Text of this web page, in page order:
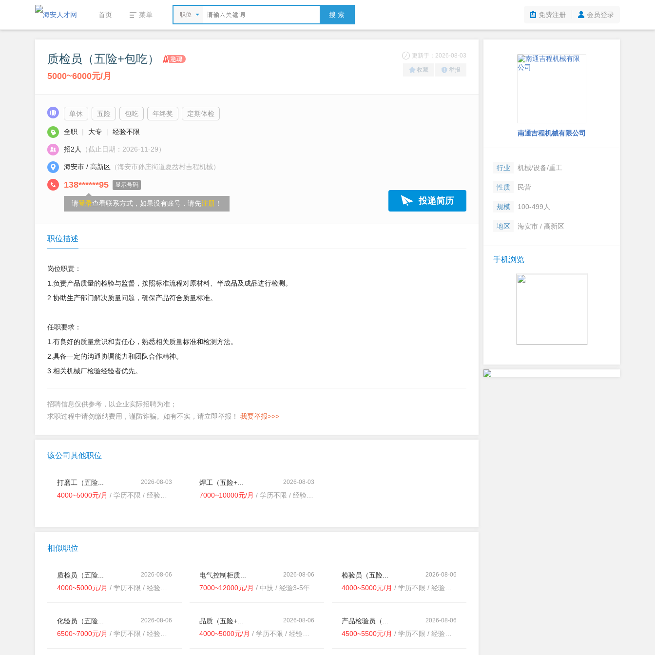
首页 菜单 职位 搜 索 免费注册 会员登录
质检员（五险+包吃）
5000~6000元/月
更新于：2026-08-03
收藏 举报
单休 五险 包吃 年终奖 定期体检
全职 | 大专 | 经验不限
招2人 （截止日期：2026-11-29）
海安市 / 高新区 （海安市孙庄街道夏岔村吉程机械）
138******95 显示号码
请登录查看联系方式，如果没有账号，请先注册 ！ 投递简历
职位描述
岗位职责：
1.负责产品质量的检验与监督，按照标准流程对原材料、半成品及成品进行检测。
2.协助生产部门解决质量问题，确保产品符合质量标准。
任职要求：
1.有良好的质量意识和责任心，熟悉相关质量标准和检测方法。
2.具备一定的沟通协调能力和团队合作精神。
3.相关机械厂检验经验者优先。
招聘信息仅供参考，以企业实际招聘为准；
求职过程中请勿缴纳费用，谨防诈骗。如有不实，请立即举报！ 我要举报>>>
该公司其他职位
2026-08-03
打磨工（五险...
4000~5000元/月 / 学历不限 / 经验不限
2026-08-03
焊工（五险+...
7000~10000元/月 / 学历不限 / 经验不限
相似职位
2026-08-06
质检员（五险...
4000~5000元/月 / 学历不限 / 经验不限
2026-08-06
电气控制柜质...
7000~12000元/月 / 中技 / 经验3-5年
2026-08-06
检验员（五险...
4000~5000元/月 / 学历不限 / 经验不限
2026-08-06
化验员（五险...
6500~7000元/月 / 学历不限 / 经验不限
2026-08-06
品质（五险+...
4000~5000元/月 / 学历不限 / 经验不限
2026-08-06
产品检验员（...
4500~5500元/月 / 学历不限 / 经验不限
南通吉程机械有限公司
行业 机械/设备/重工
性质 民营
规模 100-499人
地区 海安市 / 高新区
手机浏览